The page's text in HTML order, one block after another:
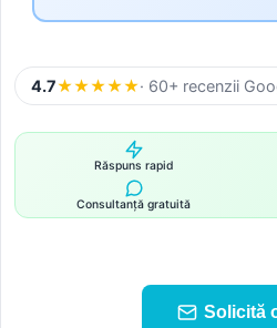
4.7★★★★★· 60+ recenzii
Răspuns rapid
Consultanță gratuită
Solicită